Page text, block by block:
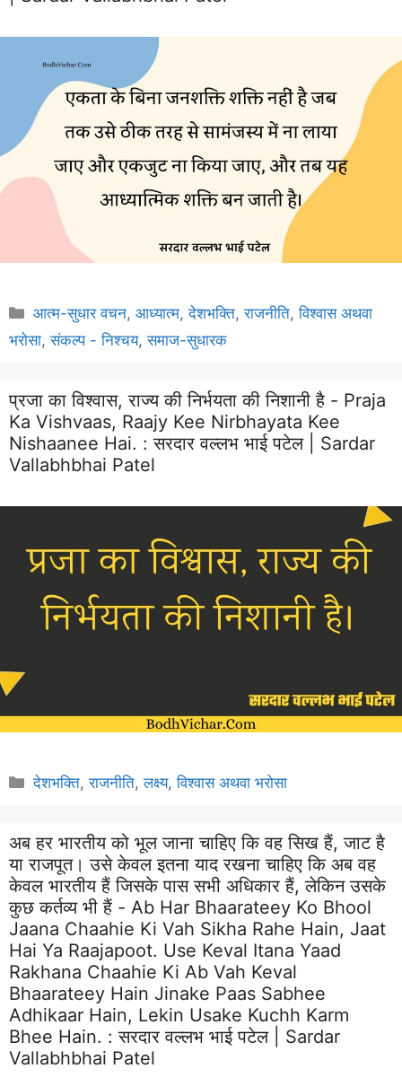
Categories
आत्म-सुधार वचन,आध्यात्म,देशभक्ति,राजनीति,विश्वास अथवा
भरोसा,संकल्प - निश्चय,समाज-सुधारक
प्रजा का विश्वास, राज्य की निर्भयता की निशानी है - Praja
Ka Vishvaas, Raajy Kee Nirbhayata Kee
Nishaanee Hai. :सरदार वल्लभ भाई पटेल | Sardar
Vallabhbhai Patel
Categories
देशभक्ति,राजनीति,लक्ष्य,विश्वास अथवा भरोसा
अब हर भारतीय को भूल जाना चाहिए कि वह सिख हैं, जाट है
या राजपूत। उसे केवल इतना याद रखना चाहिए कि अब वह
केवल भारतीय हैं जिसके पास सभी अधिकार हैं, लेकिन उसके
कुछ कर्तव्य भी हैं - Ab Har Bhaarateey Ko Bhool
Jaana Chaahie Ki Vah Sikha Rahe Hain, Jaat
Hai Ya Raajapoot. Use Keval Itana Yaad
Rakhana Chaahie Ki Ab Vah Keval
Bhaarateey Hain Jinake Paas Sabhee
Adhikaar Hain, Lekin Usake Kuchh Karm
Bhee Hain. :सरदार वल्लभ भाई पटेल | Sardar
Vallabhbhai Patel